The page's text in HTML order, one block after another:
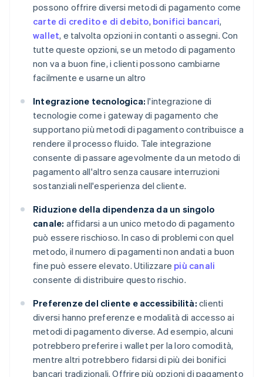
possono offrire diversi metodi di pagamento come
carte di credito e di debito, bonifici bancari,
wallet, e talvolta opzioni in contanti o assegni. Con
tutte queste opzioni, se un metodo di pagamento
non va a buon fine, i clienti possono cambiarne
facilmente e usarne un altro
Integrazione tecnologica: l'integrazione di
tecnologie come i gateway di pagamento che
supportano più metodi di pagamento contribuisce a
rendere il processo fluido. Tale integrazione
consente di passare agevolmente da un metodo di
pagamento all'altro senza causare interruzioni
sostanziali nell'esperienza del cliente.
Riduzione della dipendenza da un singolo
canale: affidarsi a un unico metodo di pagamento
può essere rischioso. In caso di problemi con quel
metodo, il numero di pagamenti non andati a buon
fine può essere elevato. Utilizzare più canali
consente di distribuire questo rischio.
Preferenze del cliente e accessibilità: clienti
diversi hanno preferenze e modalità di accesso ai
metodi di pagamento diverse. Ad esempio, alcuni
potrebbero preferire i wallet per la loro comodità,
mentre altri potrebbero fidarsi di più dei bonifici
bancari tradizionali. Offrire più opzioni di pagamento